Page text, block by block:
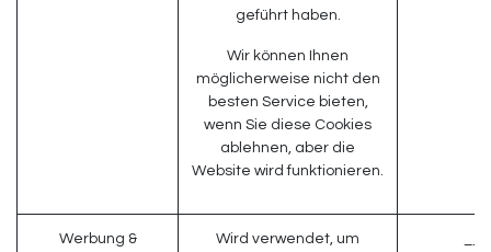
geführt haben.
Wir können Ihnen
möglicherweise nicht den
besten Service bieten,
wenn Sie diese Cookies
ablehnen, aber die
Website wird funktionieren.
Werbung &
Wird verwendet, um